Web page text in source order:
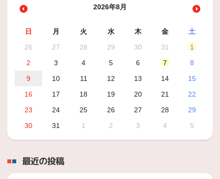
2026年8月
日 月 火 水 木 金
土
26
27 28 29 30 31
1
2
3 4 5 6 7
8
9
10 11 12 13 14
15
16
17 18 19 20 21
22
23
24 25 26 27 28
29
30
31 1 2 3 4 5
最近の投稿